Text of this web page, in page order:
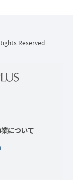
Reserved.
について